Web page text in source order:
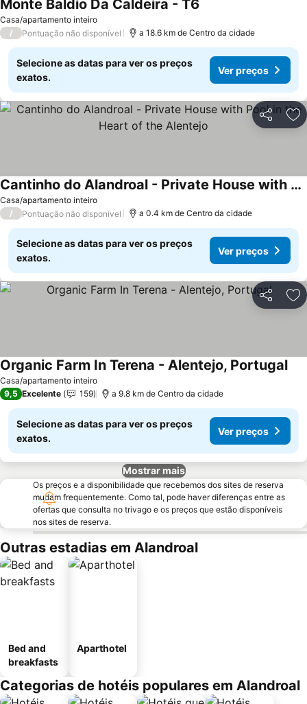
Casa/apartamento inteiro
Monte Baldio Da Caldeira - T6
/ Pontuação não disponível a 18.6 km de Centro da cidade
Selecione as datas para ver os preços
exatos.
Ver preços
Partilhar
Casa/apartamento inteiro
Cantinho do Alandroal - Private House with Pool in the Heart of the Alentejo
/ Pontuação não disponível a 0.4 km de Centro da cidade
Selecione as datas para ver os preços
exatos.
Ver preços
Partilhar
Casa/apartamento inteiro
Organic Farm In Terena - Alentejo, Portugal
9,5 Excelente 159 a 9.8 km de Centro da cidade
Selecione as datas para ver os preços
exatos.
Ver preços
Mostrar mais
Os preços e a disponibilidade que recebemos dos sites de reserva
mudam frequentemente. Como tal, pode haver diferenças entre as
ofertas que consulta no trivago e os preços que estão disponíveis
nos sites de reserva.
Outras estadias em Alandroal
Bed and
breakfasts
Aparthotel
Categorias de hotéis populares em Alandroal